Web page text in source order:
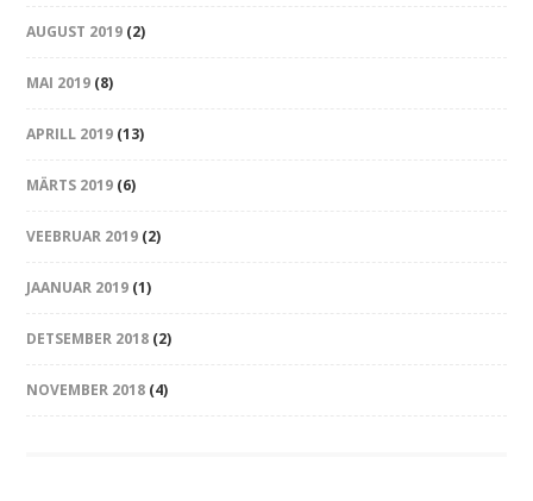
AUGUST 2019 (2)
MAI 2019 (8)
APRILL 2019 (13)
MÄRTS 2019 (6)
VEEBRUAR 2019 (2)
JAANUAR 2019 (1)
DETSEMBER 2018 (2)
NOVEMBER 2018 (4)